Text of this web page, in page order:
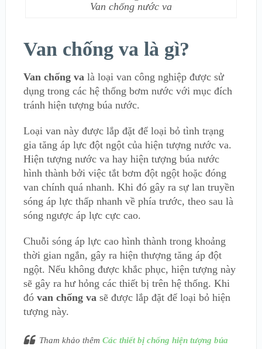
Van chống nước va
Van chống va là gì?
Van chống valà loại van công nghiệp được sử
dụng trong các hệ thống bơm nước với mục đích
tránh hiện tượng búa nước.
Loại van này được lắp đặt để loại bỏ tình trạng
gia tăng áp lực đột ngột của hiện tượng nước va.
Hiện tượng nước va hay hiện tượng búa nước
hình thành bởi việc tắt bơm đột ngột hoặc đóng
van chính quá nhanh. Khi đó gây ra sự lan truyền
sóng áp lực thấp nhanh về phía trước, theo sau là
sóng ngược áp lực cực cao.
Chuỗi sóng áp lực cao hình thành trong khoảng
thời gian ngắn, gây ra hiện thượng tăng áp đột
ngột. Nếu không được khắc phục, hiện tượng này
sẽ gây ra hư hỏng các thiết bị trên hệ thống. Khi
đó van chống vasẽ được lắp đặt để loại bỏ hiện
tượng này.
Tham khảo thêm Các thiết bị chống hiện tượng búa